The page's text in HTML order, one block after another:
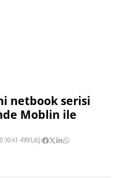
netbook serisi
Moblin ile
10:41 PAYLAŞ: